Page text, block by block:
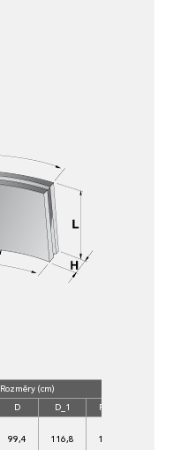
Rozměry (cm)
D D_1 R_2
99,4 116,8 127